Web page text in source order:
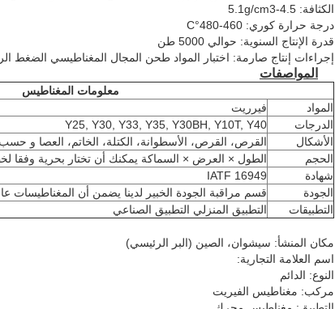
الكثافة: 4.5-5.1g/cm3
درجة حرارة كوري: 460-480°C
قدرة الإنتاج السنوية: حوالي 5000 طن
إجراءات إنتاج صارمة: اختبار المواد طحن المجال المغناطيسي الضغط
المواصفات
معلومات المغناطيس
المواد
فيرريت
الدرجات
Y25, Y30, Y33, Y35, Y30BH, Y10T, Y40
الأشكال
القرص، القرص، الأسطوانة، الكتلة، الخاتم، العصا و
الحجم
الطول × العرض × السماكة يمكنك أن تختار بحرية وفقا
شهادة
IATF 16949
الجودة
قسم مراقبة الجودة الخبير لدينا يضمن أن المغناطيسات
التطبيقات
التطبيق المنزلي التطبيق الصناعي
مكان المنشأ: سيشوان، الصين (البر الرئيسي)
اسم العلامة التجارية:
النوع: الدائم
مركب: مغناطيس الفيريت